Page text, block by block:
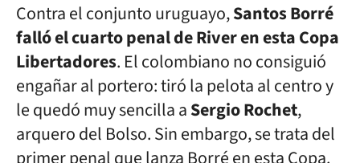
Contra el conjunto uruguayo,Santos Borré
falló el cuarto penal de River en esta Copa
Libertadores. El colombiano no consiguió
engañar al portero: tiró la pelota al centro y
le quedó muy sencilla aSergio Rochet,
arquero del Bolso. Sin embargo, se trata del